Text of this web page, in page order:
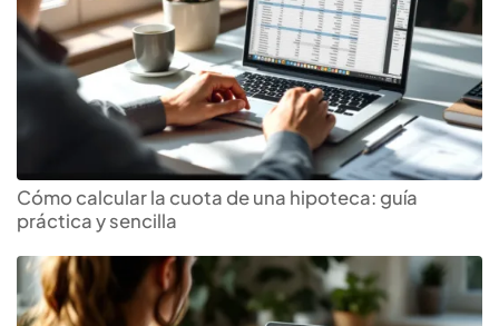
Cómo calcular la cuota de una hipoteca: guía
práctica y sencilla